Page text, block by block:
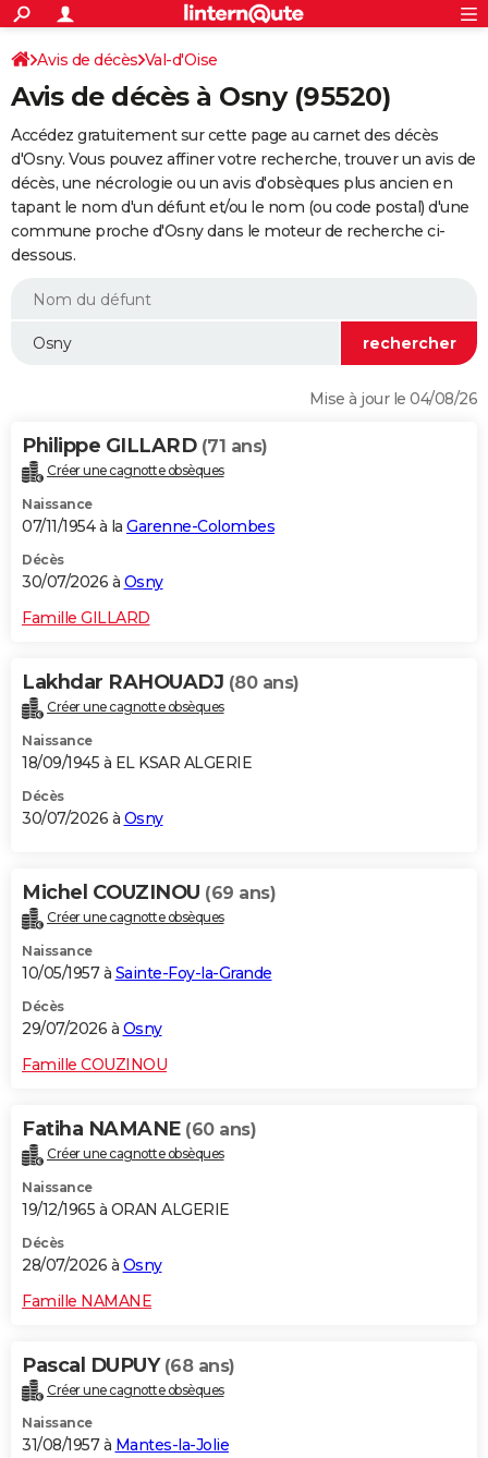
ACTUALITÉS
Politique
Société
Faits Divers
Education
Monde
Villes
+
SPORT
Coupe du monde 2026
Football
Tennis
Cyclisme
Rugby
Forum
Programme TV
TNT
Streaming
Cinéma
Sorties cinéma
Musique
+
FINANCE
Retraite
Epargne
Immobilier
Risques naturels par ville
Assurance
AUTO
Essais
Réserver un essai
Citadines
Berlines
SUV
Forum auto
+
HIGH-TECH
BRICOLAGE
WEEK-END
Alimentation
Guide de la santé
Maladies
Médicaments
Sommeil
VOYAGE
Destinations
City break
Voyage nature
Voyage de noces
Forum
Climat
+PHOTO
GUIDES D'ACHAT
Carte de Noël
Carte Bonne année
Carte Saint-Valentin
Carte Pâques
Carte d'anniversaire
DICTIONNAIRE
Dictionnaire
Biographies
Citations
Expressions
Proverbes
PROGRAMME TV
S'inscrire
Se connecter
Lycées
Collèges
Primaires
Universités
Entreprises
Service militaire
Avis de recherche
AVIS DE DÉCÈS
Bricolage
Lifestyle
Culture
Sport
Auto
Television
Voyage
Cinema
Avis de décès Val-d'Oise
Avis de décès à Osny (95520)
Accédez gratuitement sur cette page au carnet des décès
d'Osny. Vous pouvez affiner votre recherche, trouver un avis de
décès, une nécrologie ou un avis d'obsèques plus ancien en
tapant le nom d'un défunt et/ou le nom (ou code postal) d'une
commune proche d'Osny dans le moteur de recherche ci-
dessous.
Mise à jour le 04/08/26
Philippe GILLARD (71 ans)
Créer une cagnotte obsèques
Naissance
07/11/1954 à la Garenne-Colombes
Décès
30/07/2026 à Osny
Famille GILLARD
Lakhdar RAHOUADJ (80 ans)
Créer une cagnotte obsèques
Naissance
18/09/1945 à EL KSAR ALGERIE
Décès
30/07/2026 à Osny
Michel COUZINOU (69 ans)
Créer une cagnotte obsèques
Naissance
10/05/1957 à Sainte-Foy-la-Grande
Décès
29/07/2026 à Osny
Famille COUZINOU
Fatiha NAMANE (60 ans)
Créer une cagnotte obsèques
Naissance
19/12/1965 à ORAN ALGERIE
Décès
28/07/2026 à Osny
Famille NAMANE
Pascal DUPUY (68 ans)
Créer une cagnotte obsèques
Naissance
31/08/1957 à Mantes-la-Jolie